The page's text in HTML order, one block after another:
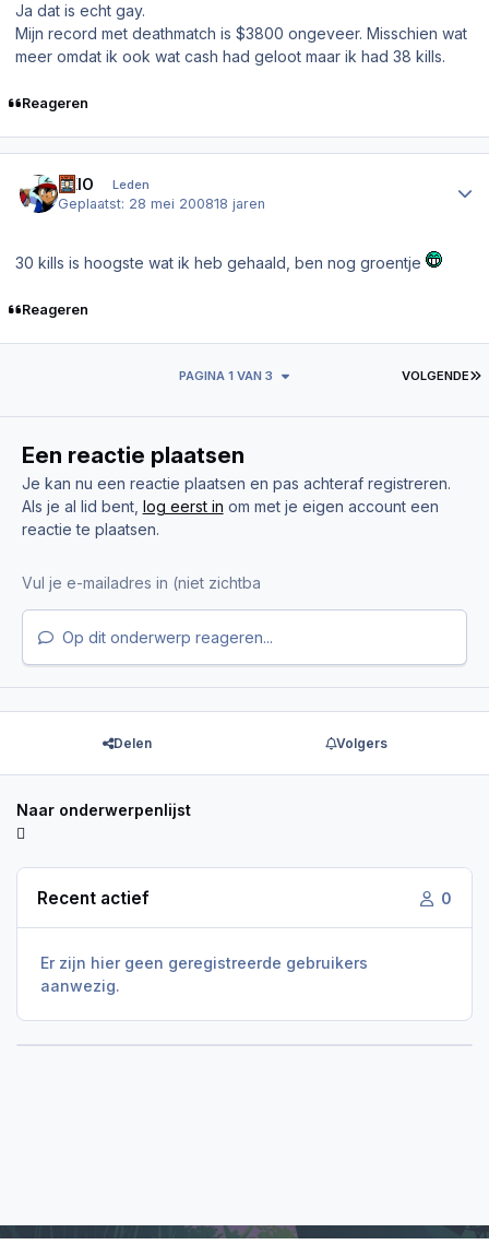
Ja dat is echt gay.
Mijn record met deathmatch is $3800 ongeveer. Misschien wat
meer omdat ik ook wat cash had geloot maar ik had 38 kills.
Reageren
AXIO Leden
Geplaatst: 28 mei 200818 jaren
30 kills is hoogste wat ik heb gehaald, ben nog groentje
Reageren
VOLGENDE
PAGINA 1 VAN 3
Een reactie plaatsen
Je kan nu een reactie plaatsen en pas achteraf registreren.
Als je al lid bent, log eerst in om met je eigen account een
reactie te plaatsen.
Op dit onderwerp reageren...
Delen Volgers
Naar onderwerpenlijst
Recent actief 0
Er zijn hier geen geregistreerde gebruikers
aanwezig.